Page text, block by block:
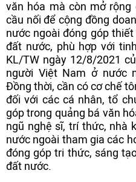
văn hóa mà còn mở
cầu nối để cộng đồng
nước ngoài đóng góp
đất nước, phù hợp với
KL/TW ngày 12/8/2021
người Việt Nam ở nước
Đồng thời, cần có cơ chế
đối với các cá nhân, tổ
góp trong quảng bá văn
ngũ nghệ sĩ, trí thức, nhà
nước ngoài tham gia các
đóng góp tri thức, sáng
đất nước.